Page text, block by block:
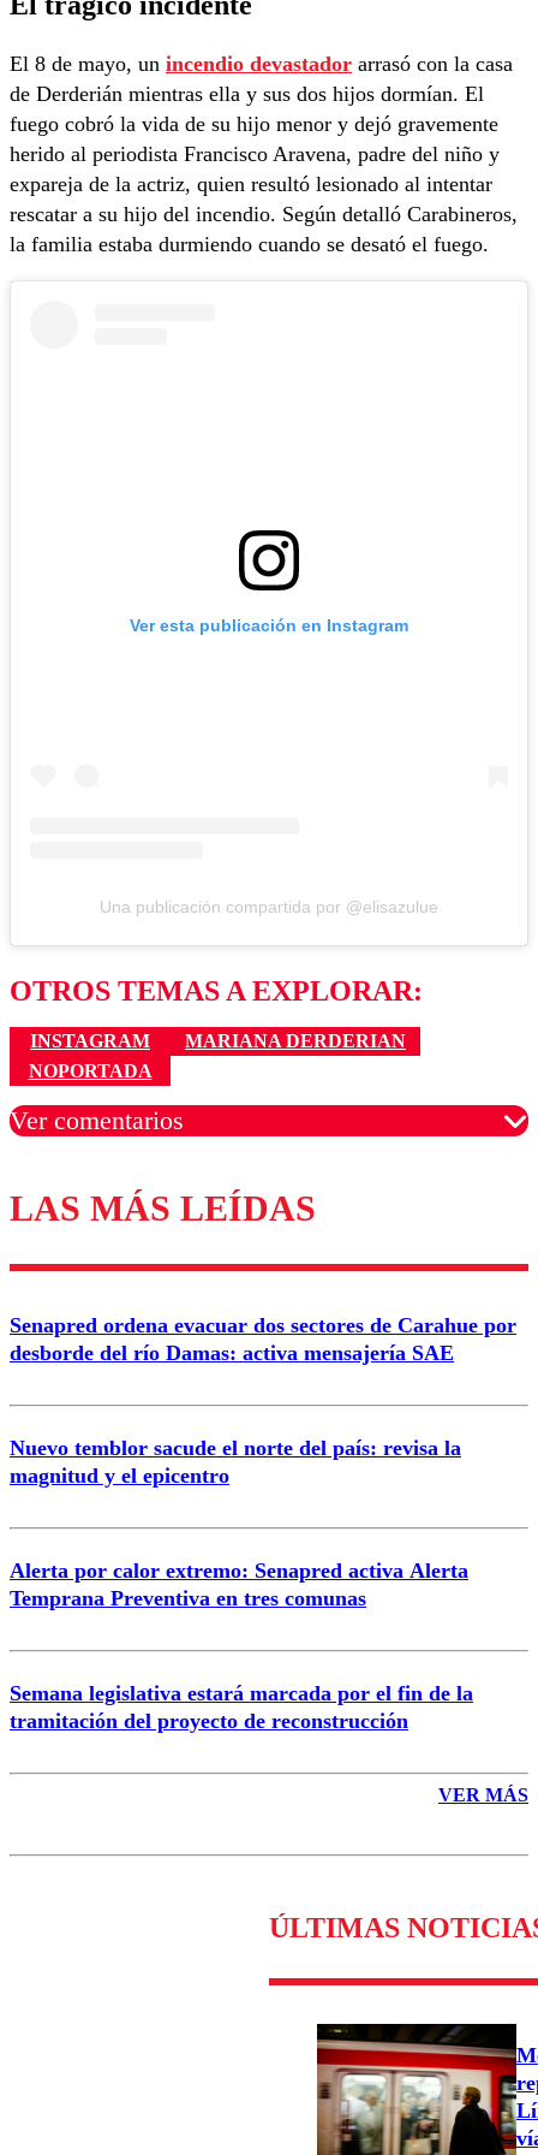
El 8 de mayo, un incendio devastador arrasó con la casa
de Derderián mientras ella y sus dos hijos dormían. El
fuego cobró la vida de su hijo menor y dejó gravemente
herido al periodista Francisco Aravena, padre del niño y
expareja de la actriz, quien resultó lesionado al intentar
rescatar a su hijo del incendio. Según detalló Carabineros,
la familia estaba durmiendo cuando se desató el fuego.
Ver esta publicación en Instagram
Una publicación compartida por @elisazulue
OTROS TEMAS A EXPLORAR:
INSTAGRAM
MARIANA DERDERIAN
NOPORTADA
Ver comentarios
Los comentarios son moderados para garantizar un
diálogo respetuoso.
Correo
LAS MÁS LEÍDAS
Senapred ordena evacuar dos sectores de Carahue por
desborde del río Damas: activa mensajería SAE
Nuevo temblor sacude el norte del país: revisa la
magnitud y el epicentro
Alerta por calor extremo: Senapred activa Alerta
Temprana Preventiva en tres comunas
Semana legislativa estará marcada por el fin de la
tramitación del proyecto de reconstrucción
VER MÁS
ÚLTIMAS